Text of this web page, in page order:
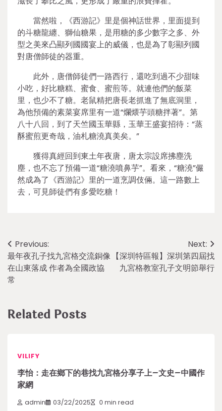
當然啦，《西游記》里是個神話世界，里面提到
的斗糖龍纏、獅仙糖果，是用糖的多少數字之多、外
型之美來凸顯列國國宴上的威儀，也是為了彰顯列國
對唐僧師徒的器重。
此外，唐僧師徒們一路西行，還吃到過不少甜味
小吃，好比糖糕、蜜食、蜜煎等。就連他們的飯菜
里，也少不了糖。老鼠精把唐長老抓進了無底洞里，
為他預備的素菜宴席里有一道“爛煨芋頭糖拌著”。第
八十八回，到了天竺國玉華縣，玉華王盛宴招待：“蒸
酥蜜煎更奇哉，油札糖澆真美矣。”
獲得真經回到東土年夜唐，唐太宗設席拂塵洗
塵，也不忘了預備一道“糖澆噴鼻芋”。看來，“糖澆”儼
然成為了《西游記》里的一道烹調伎倆。這一路數上
去，可見師徒們有多愛吃糖！
Post
navigation
Previous:
最年夜孔子找九宮格交流銅像
在山東落成 作者為全國政協
常
Next:
【深圳特區報】深圳第四屆找
九宮格教室孔子文明節舉行
Related Posts
VILIFY
李怡：走在鄉下的巷找九宮格分享子上–文史–中國作
家網
admin 03/22/2025 0 min read